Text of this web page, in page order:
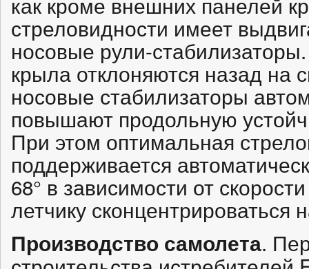
стреловидности имеет
носовые рули-
крыла отклоняются назад на
носовые стабилизаторы
повышают продольную
При этом оптимальная
поддерживается
68° в зависимости от
летчику
Производство самолета.